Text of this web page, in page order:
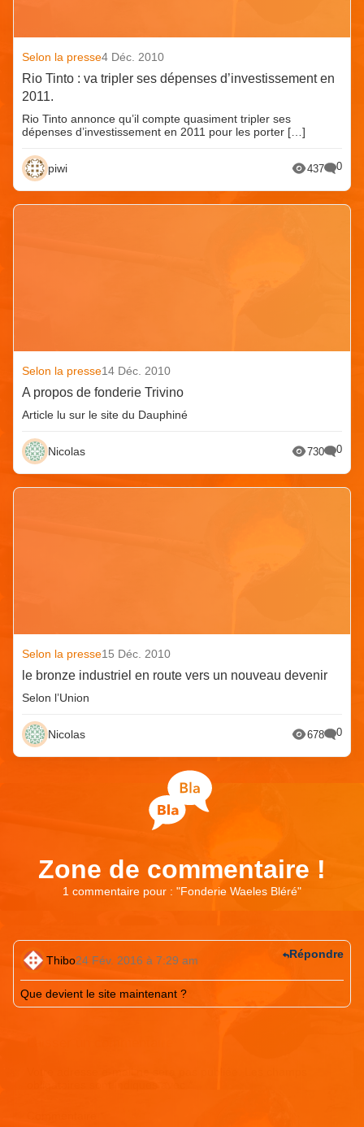
Selon la presse4 Déc. 2010
Rio Tinto : va tripler ses dépenses d’investissement en
2011.
Rio Tinto annonce qu’il compte quasiment tripler ses
dépenses d’investissement en 2011 pour les porter […]
piwi 437 0
Selon la presse14 Déc. 2010
A propos de fonderie Trivino
Article lu sur le site du Dauphiné
Nicolas 730 0
Selon la presse15 Déc. 2010
le bronze industriel en route vers un nouveau devenir
Selon l’Union
Nicolas 678 0
Zone de commentaire !
1 commentaire pour : "Fonderie Waeles Bléré"
Thibo24 Fév. 2016 à 7:29 am
Que devient le site maintenant ?
Répondre